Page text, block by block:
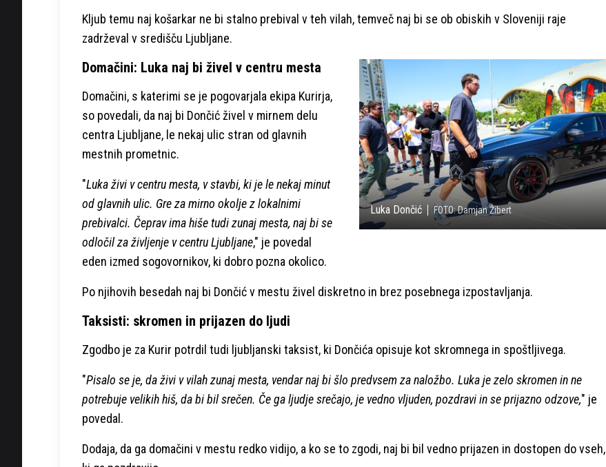
Kljub temu naj košarkar ne bi stalno prebival v teh vilah, temveč naj bi se ob obiskih v Sloveniji raje
zadrževal v središču Ljubljane.
Luka Dončić FOTO: Damjan Žibert
Domačini: Luka naj bi živel v centru mesta
Domačini, s katerimi se je pogovarjala ekipa Kurirja,
so povedali, da naj bi Dončić živel v mirnem delu
centra Ljubljane, le nekaj ulic stran od glavnih
mestnih prometnic.
"Luka živi v centru mesta, v stavbi, ki je le nekaj minut
od glavnih ulic. Gre za mirno okolje z lokalnimi
prebivalci. Čeprav ima hiše tudi zunaj mesta, naj bi se
odločil za življenje v centru Ljubljane," je povedal
eden izmed sogovornikov, ki dobro pozna okolico.
Po njihovih besedah naj bi Dončić v mestu živel diskretno in brez posebnega izpostavljanja.
Taksisti: skromen in prijazen do ljudi
Zgodbo je za Kurir potrdil tudi ljubljanski taksist, ki Dončića opisuje kot skromnega in spoštljivega.
"Pisalo se je, da živi v vilah zunaj mesta, vendar naj bi šlo predvsem za naložbo. Luka je zelo skromen in ne
potrebuje velikih hiš, da bi bil srečen. Če ga ljudje srečajo, je vedno vljuden, pozdravi in se prijazno odzove," je
povedal.
Dodaja, da ga domačini v mestu redko vidijo, a ko se to zgodi, naj bi bil vedno prijazen in dostopen do vseh,